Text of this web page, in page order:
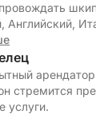
Английский,
стремится
услуги.